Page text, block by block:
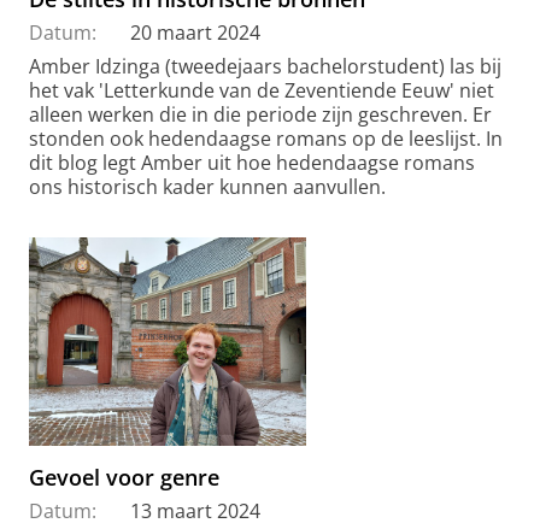
Datum:
20 maart 2024
Amber Idzinga (tweedejaars bachelorstudent) las bij
het vak 'Letterkunde van de Zeventiende Eeuw' niet
alleen werken die in die periode zijn geschreven. Er
stonden ook hedendaagse romans op de leeslijst. In
dit blog legt Amber uit hoe hedendaagse romans
ons historisch kader kunnen aanvullen.
Gevoel voor genre
Datum:
13 maart 2024